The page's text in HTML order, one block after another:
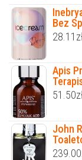
Bez
28.11
Apis
51.50
John
239.00